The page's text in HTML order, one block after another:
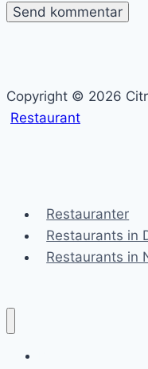
Copyright © 2026
Restaurant
Restauranter
Restaurants in
Restaurants in